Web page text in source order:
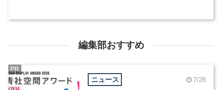
編集部おすすめ
ニュース 7/28
PR